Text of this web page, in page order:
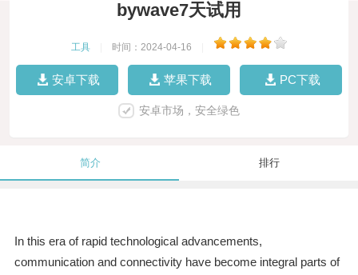
bywave7天试用
工具 时间：2024-04-16
安卓下载 苹果下载 PC下载
安卓市场，安全绿色
简介 排行
In this era of rapid technological advancements,
communication and connectivity have become integral parts of